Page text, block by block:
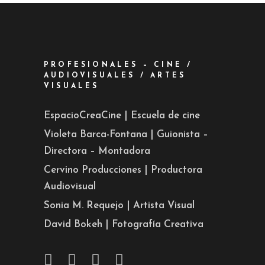
PROFESIONALES – CINE /
AUDIOVISUALES / ARTES
VISUALES
EspacioCreaCine | Escuela de cine
Violeta Barca-Fontana | Guionista –
Directora – Montadora
Cervino Producciones | Productora
Audiovisual
Sonia M. Requejo | Artista Visual
David Bokeh | Fotografía Creativa